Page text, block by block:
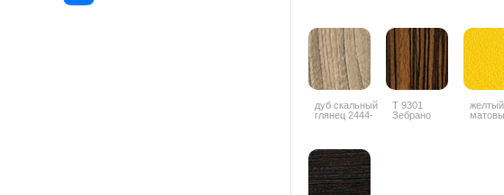
дуб скальный
глянец 2444-
Т 9301
Зебрано
желтый